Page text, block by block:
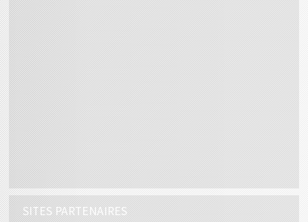
SITES PARTENAIRES